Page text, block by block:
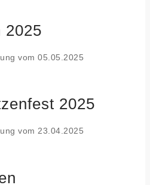
2025
vom 05.05.2025
2025
vom 23.04.2025